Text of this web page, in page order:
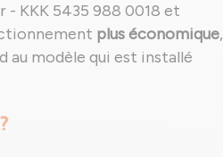
KKK 5435 988 0018 et
plus économique,
modèle qui est installé